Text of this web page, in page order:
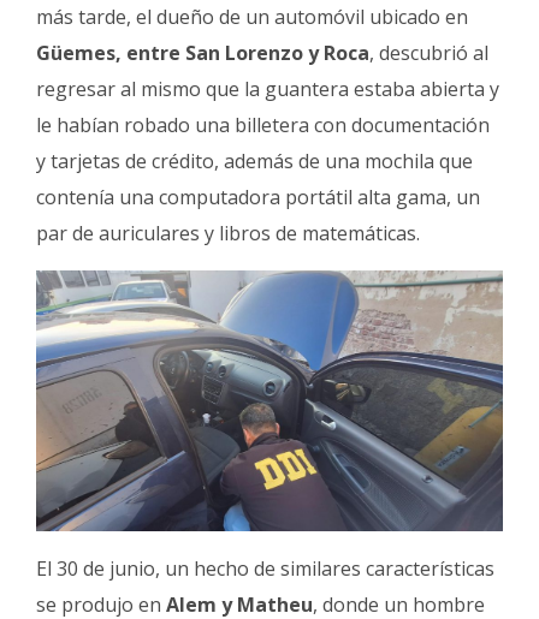
más tarde, el dueño de un automóvil ubicado en
Güemes, entre San Lorenzo y Roca, descubrió al
regresar al mismo que la guantera estaba abierta y
le habían robado una billetera con documentación
y tarjetas de crédito, además de una mochila que
contenía una computadora portátil alta gama, un
par de auriculares y libros de matemáticas.
El 30 de junio, un hecho de similares características
se produjo en Alem y Matheu, donde un hombre